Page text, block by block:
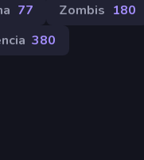
77 Zombis 180
380